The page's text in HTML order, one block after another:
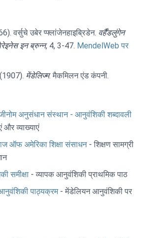
वर्सुचे उबेर प्फ्लांजेनहाइब्रिडेन. वर्हैंडलुंगेन
इन ब्रुन्न, 4, 3-47. MendelWeb पर
मेंडेलिज्म. मैकमिलन एंड कंपनी.
जीनोम अनुसंधान संस्थान - आनुवंशिकी शब्दावली
और व्याख्याएं
ऑफ अमेरिका शिक्षा संसाधन- शिक्षण सामग्री
समीक्षा - व्यापक आनुवंशिकी प्राथमिक पाठ
पाठ्यक्रम- मेंडेलियन आनुवंशिकी पर